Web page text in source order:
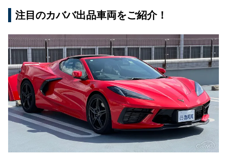
注目のカババ出品車両をご紹介！